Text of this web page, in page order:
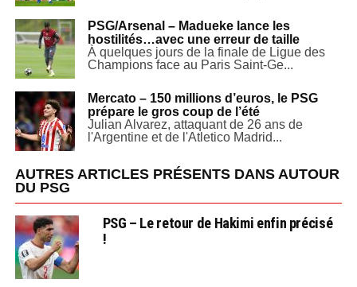
PSG/Arsenal – Madueke lance les
hostilités…avec une erreur de taille
À quelques jours de la finale de Ligue des
Champions face au Paris Saint-Ge...
Mercato – 150 millions d’euros, le PSG
prépare le gros coup de l’été
Julian Alvarez, attaquant de 26 ans de
l'Argentine et de l'Atletico Madrid...
AUTRES ARTICLES PRÉSENTS DANS AUTOUR
DU PSG
PSG – Le retour de Hakimi enfin précisé
!